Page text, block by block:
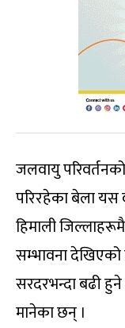
जलवायु
परिरहेका बेला यस
हिमाली
सम्भावना देखिएको
सरदरभन्दा बढी
मानेका छन् ।